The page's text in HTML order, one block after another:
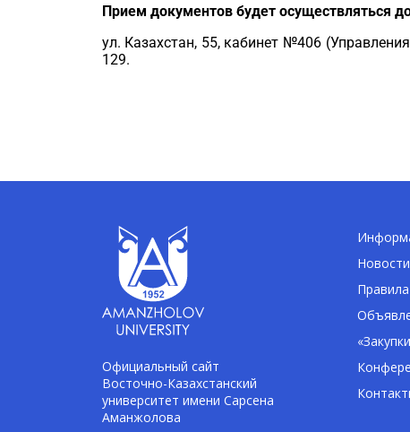
Прием документов будет осуществляться
ул. Казахстан, 55, кабинет №406
129.
Официальный сайт
Восточно-Казахстанский
университет имени Сарсена
Аманжолова
Новости